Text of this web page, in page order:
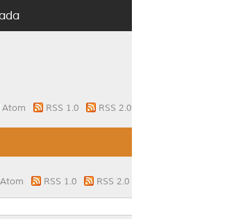
Atom RSS 1.0 RSS 2.0
Atom RSS 1.0 RSS 2.0